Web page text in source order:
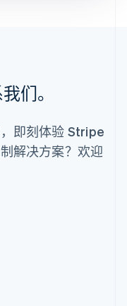
们。
即刻体验 Stripe
解决方案？欢迎